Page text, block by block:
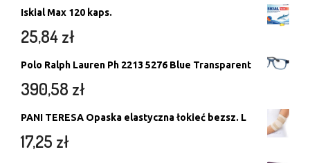
Iskial Max 120 kaps.
25,84zł
Polo Ralph Lauren Ph 2213 5276 Blue Transparent
390,58 zł
PANI TERESA Opaska elastyczna łokieć bezsz. L
17,25 zł